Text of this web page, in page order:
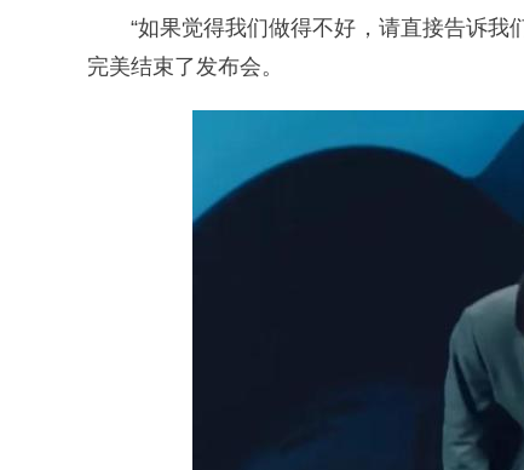
“如果觉得我们做得不好，请直接告诉我
完美结束了发布会。